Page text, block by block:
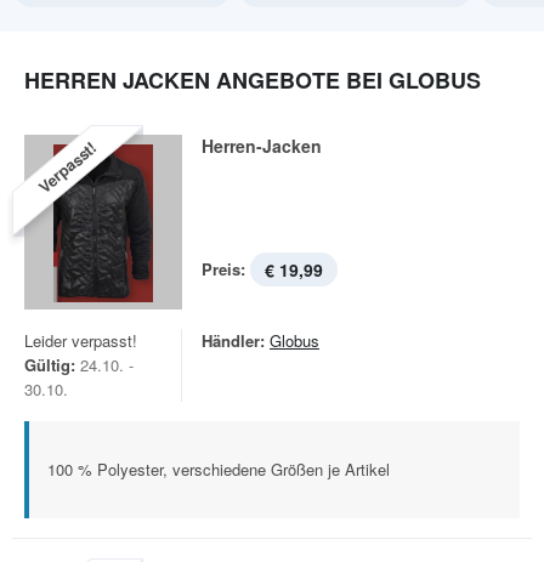
HERREN JACKEN ANGEBOTE BEI GLOBUS
Verpasst! Herren-Jacken
Preis: € 19,99
Leider verpasst!
Gültig: 24.10. -
30.10.
Händler: Globus
100 % Polyester, verschiedene Größen je Artikel